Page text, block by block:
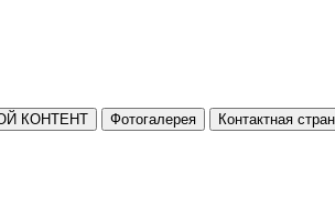
КОНТЕНТ Фотогалерея Контактная